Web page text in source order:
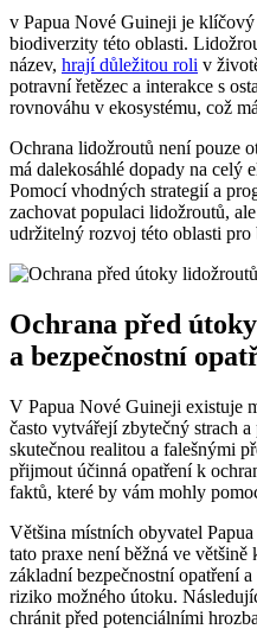
v Papua Nové Guineji je klíčový
biodiverzity ‌této oblasti.
název, hrají ​důležitou roli v
potravní řetězec a⁤ interakce s‌
rovnováhu v ekosystému, což
Ochrana lidožroutů‍ není pouze
má dalekosáhlé dopady na celý
Pomocí vhodných strategií a
zachovat⁤ populaci lidožroutů,
udržitelný rozvoj ⁣této oblasti ​pro
Ochrana⁣ před
a‍ bezpečnostní
V Papua Nové⁤ Guineji existuje
často⁢ vytvářejí zbytečný strach
skutečnou​ realitou a falešnými⁤
přijmout ⁣účinná opatření ‍k
faktů, které by vám mohly
Většina místních obyvatel
tato praxe není běžná ve
základní bezpečnostní opatření
riziko možného útoku.
chránit ⁣před potenciálními